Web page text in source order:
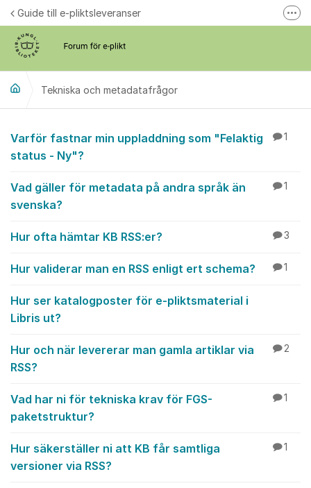
Hoppa till innehåll
Guide till e-pliktsleveranser
Tekniska och metadatafrågor
Tekniska och
Varför fastnar min uppladdning som "Felaktig
status - Ny"?
1
Vad gäller för metadata på andra språk än
svenska?
1
Hur ofta hämtar KB RSS:er? 3
Hur validerar man en RSS enligt ert schema? 1
Hur ser katalogposter för e-pliktsmaterial i
Libris ut?
Hur och när levererar man gamla artiklar via
RSS?
2
Vad har ni för tekniska krav för FGS-
paketstruktur?
1
Hur säkerställer ni att KB får samtliga
versioner via RSS?
1